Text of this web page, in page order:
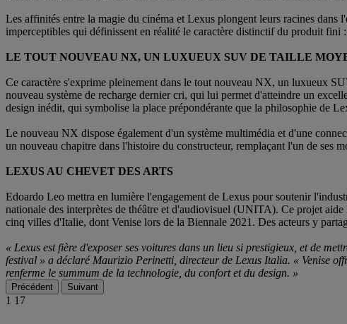
Les affinités entre la magie du cinéma et Lexus plongent leurs racines dans
imperceptibles qui définissent en réalité le caractère distinctif du produit
LE TOUT NOUVEAU NX, UN LUXUEUX SUV DE TAILLE
Ce caractère s'exprime pleinement dans le tout nouveau NX, un luxueux
nouveau système de recharge dernier cri, qui lui permet d'atteindre un
design inédit, qui symbolise la place prépondérante que la philosophie de
Le nouveau NX dispose également d'un système multimédia et d'une
un nouveau chapitre dans l'histoire du constructeur, remplaçant l'un de ses
LEXUS AU CHEVET DES ARTS
Edoardo Leo mettra en lumière l'engagement de Lexus pour soutenir
nationale des interprètes de théâtre et d'audiovisuel (UNITA). Ce projet
cinq villes d'Italie, dont Venise lors de la Biennale 2021. Des acteurs y
« Lexus est fière d'exposer ses voitures dans un lieu si prestigieux, et de
festival » a déclaré Maurizio Perinetti, directeur de Lexus Italia. « Venise
renferme le summum de la technologie, du confort et du design. »
Précédent Suivant
1 17